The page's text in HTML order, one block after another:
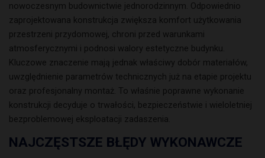
nowoczesnym budownictwie jednorodzinnym. Odpowiednio
zaprojektowana konstrukcja zwiększa komfort użytkowania
przestrzeni przydomowej, chroni przed warunkami
atmosferycznymi i podnosi walory estetyczne budynku.
Kluczowe znaczenie mają jednak właściwy dobór materiałów,
uwzględnienie parametrów technicznych już na etapie projektu
oraz profesjonalny montaż. To właśnie poprawne wykonanie
konstrukcji decyduje o trwałości, bezpieczeństwie i wieloletniej
bezproblemowej eksploatacji zadaszenia.
NAJCZĘSTSZE BŁĘDY WYKONAWCZE